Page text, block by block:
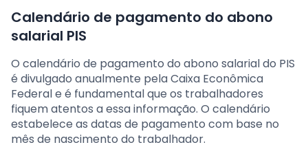
Calendário de pagamento do abono
salarial PIS
O calendário de pagamento do abono salarial do PIS
é divulgado anualmente pela Caixa Econômica
Federal e é fundamental que os trabalhadores
fiquem atentos a essa informação. O calendário
estabelece as datas de pagamento com base no
mês de nascimento do trabalhador.